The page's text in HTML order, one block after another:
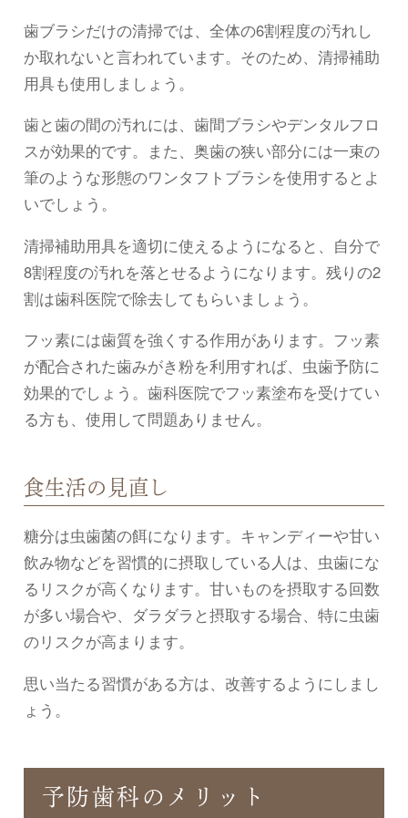
歯ブラシだけの清掃では、全体の6割程度の汚れし
か取れないと言われています。そのため、清掃補助
用具も使用しましょう。
歯と歯の間の汚れには、歯間ブラシやデンタルフロ
スが効果的です。また、奥歯の狭い部分には一束の
筆のような形態のワンタフトブラシを使用するとよ
いでしょう。
清掃補助用具を適切に使えるようになると、自分で
8割程度の汚れを落とせるようになります。残りの2
割は歯科医院で除去してもらいましょう。
フッ素には歯質を強くする作用があります。フッ素
が配合された歯みがき粉を利用すれば、虫歯予防に
効果的でしょう。歯科医院でフッ素塗布を受けてい
る方も、使用して問題ありません。
食生活の見直し
糖分は虫歯菌の餌になります。キャンディーや甘い
飲み物などを習慣的に摂取している人は、虫歯にな
るリスクが高くなります。甘いものを摂取する回数
が多い場合や、ダラダラと摂取する場合、特に虫歯
のリスクが高まります。
思い当たる習慣がある方は、改善するようにしまし
ょう。
予防歯科のメリット